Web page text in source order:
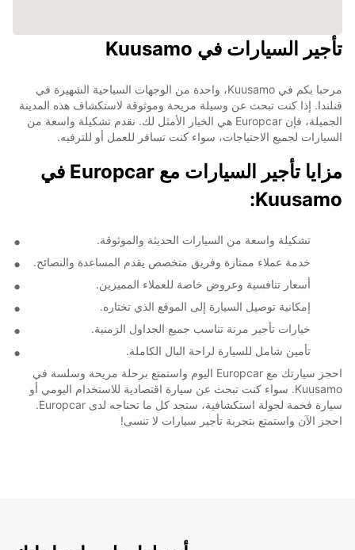
تأجير السيارات في Kuusamo
مرحبا بكم في Kuusamo، واحدة من الوجهات السياحية الشهيرة في
فنلندا. إذا كنت تبحث عن وسيلة مريحة وموثوقة لاستكشاف هذه المدينة
الجميلة، فإن Europcar هي الخيار الأمثل لك. نقدم تشكيلة واسعة من
السيارات لجميع الاحتياجات، سواء كنت تسافر للعمل أو للترفيه.
مزايا تأجير السيارات مع Europcar في
Kuusamo:
تشكيلة واسعة من السيارات الحديثة والموثوقة.
خدمة عملاء ممتازة وفريق متخصص يقدم المساعدة والنصائح.
أسعار تنافسية وعروض خاصة للعملاء المميزين.
إمكانية توصيل السيارة إلى الموقع الذي تختاره.
خيارات تأجير مرنة تناسب جميع الجداول الزمنية.
تأمين شامل للسيارة لراحة البال الكاملة.
احجز سيارتك مع Europcar اليوم واستمتع برحلة مريحة وسلسة في
Kuusamo. سواء كنت تبحث عن سيارة اقتصادية للاستخدام اليومي أو
سيارة فخمة لجولة استكشافية، ستجد كل ما تحتاجه لدى Europcar.
احجز الآن واستمتع بتجربة تأجير سيارات لا تنسى!